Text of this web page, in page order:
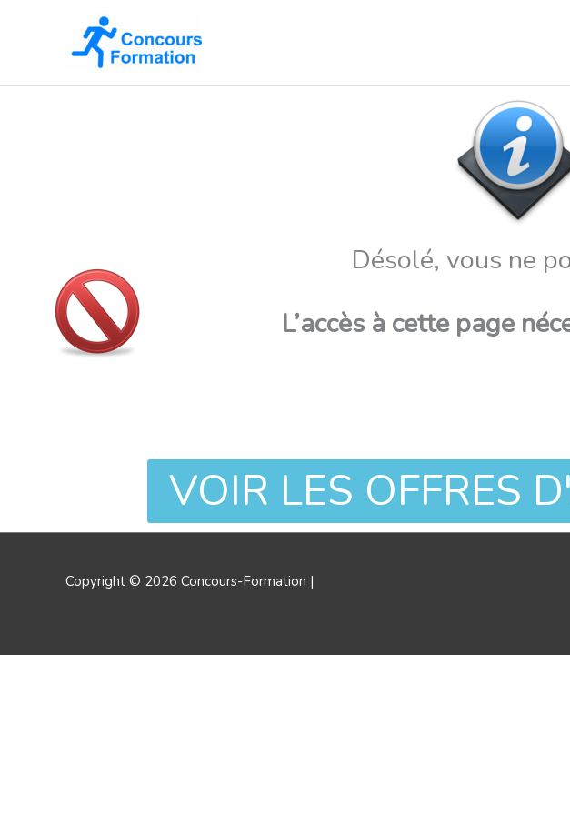
Désolé, vous ne
L’accès à cette page
VOIR LES OFFRES
Copyright © 2026 Concours-Formation |